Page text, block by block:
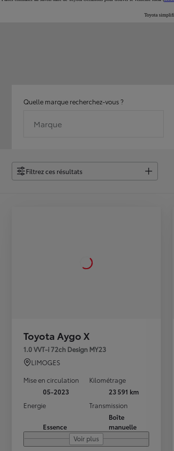
Toyota
Quelle marque recherchez-vous ?
Marque
Filtrez ces résultats
Toyota Aygo X
1.0 VVT-i 72ch Design MY23
LIMOGES
Mise en circulation
05-2023
Kilométrage
23 591 km
Energie
Essence
Transmission
Boîte
manuelle
Voir plus